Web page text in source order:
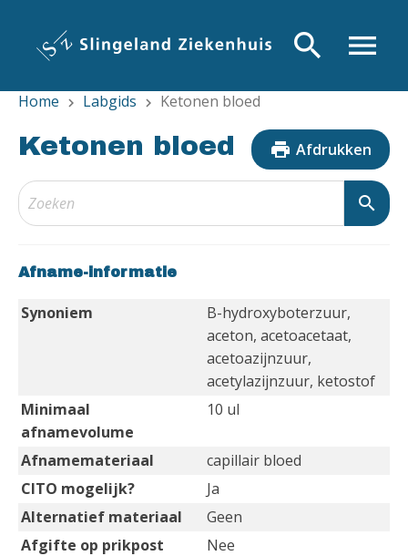
inhoud
menu
search
Home chevron_right Labgids chevron_right Ketonen bloed
Ketonen bloed print Afdrukken
search
Afname-informatie
Synoniem
B-hydroxyboterzuur,
aceton, acetoacetaat,
acetoazijnzuur,
acetylazijnzuur, ketostof
Minimaal
afnamevolume
10 ul
Afnamemateriaal
capillair bloed
CITO mogelijk?
Ja
Alternatief materiaal
Geen
Afgifte op prikpost
Nee